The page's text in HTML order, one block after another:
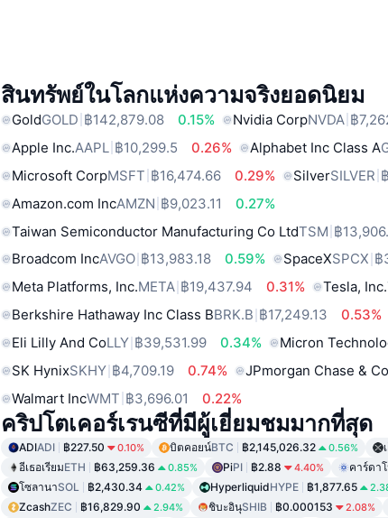
สินทรัพย์ในโลกแห่งความจริงยอดนิยม
GoldGOLD ฿142,879.08 0.15% Nvidia CorpNVDA ฿
Apple Inc.AAPL ฿10,299.5 0.26% Alphabet Inc Class A
Microsoft CorpMSFT ฿16,474.66 0.29% SilverSILVER
Amazon.com IncAMZN ฿9,023.11
0.27%
Taiwan Semiconductor Manufacturing Co LtdTSM ฿
Broadcom IncAVGO ฿13,983.18 0.59% SpaceXSPCX ฿
Meta Platforms, Inc.META ฿19,437.94 0.31% Tesla, Inc.
Berkshire Hathaway Inc Class BBRK.B ฿17,249.13
0.53%
Eli Lilly And CoLLY ฿39,531.99 0.34% Micron
SK HynixSKHY ฿4,709.19 0.74% JPmorgan Chase &
Walmart IncWMT ฿3,696.01 0.22%
คริปโตเคอร์เรนซีที่มีผู้เยี่ยมชมมากที่สุด
ADIADI ฿227.50 0.10% บิตคอยน์BTC ฿2,145,026.32 0.56%
อีเธอเรียมETH ฿63,259.36 0.85% PiPI ฿2.88 4.40% คาร์ดา
โซลานาSOL ฿2,430.34 0.42% HyperliquidHYPE ฿1,877.65
ZcashZEC ฿16,829.90 2.94% ชิบะอินุSHIB ฿0.000153 2.08%